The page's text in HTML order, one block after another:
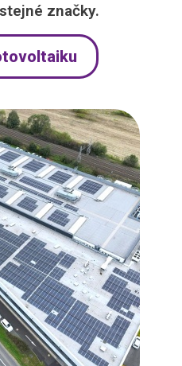
značky.